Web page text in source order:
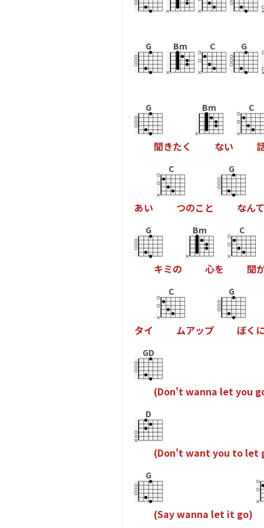
G Bm C G
G
聞きたく
Bm
ない
C
あい
C
つのこ と
G
なんて
G
キミの
Bm
心を
C
聞
タイ
C
ムアップ
G
ぼく
GD
(Don'twanna letyou g
D
(Don'twantyou to let
G
(Saywanna let it go)